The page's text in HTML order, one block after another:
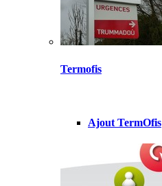
Termofis
Ajout TermOfis